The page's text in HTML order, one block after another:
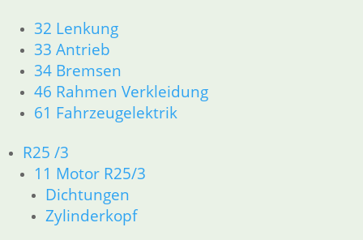
32 Lenkung
33 Antrieb
34 Bremsen
46 Rahmen Verkleidung
61 Fahrzeugelektrik
R25 /3
11 Motor R25/3
Dichtungen
Zylinderkopf
33 Antrieb
34 Bremsen
46 Rahmen Verkleidung
61 Fahrzeugelektrik
11 Motor R25/3
Dichtungen
Zylinderkopf
12 Motorelektrik